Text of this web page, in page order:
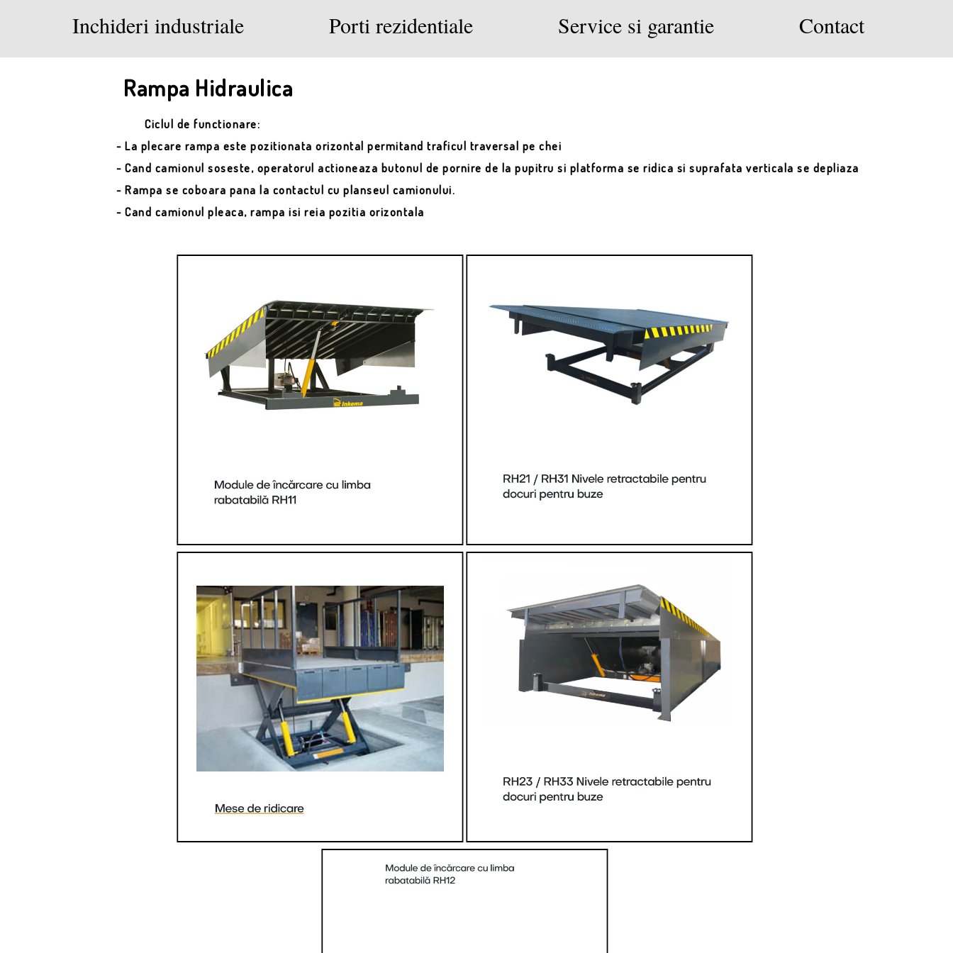
Rampa Hidraulica
Ciclul de functionare:
- La plecare rampa este pozitionata orizontal permitand traficul traversal pe chei
- Cand camionul soseste, operatorul actioneaza butonul de pornire de la pupitru si platforma se ridica si suprafata verticala se depliaza
- Rampa se coboara pana la contactul cu planseul camionului.
- Cand camionul pleaca, rampa isi reia pozitia orizontala
Inchideri industriale Porti rezidentiale Service si garantie Contact